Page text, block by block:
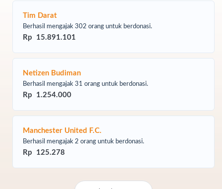
sangatlah berarti.
Tim Darat
Berhasil mengajak 302 orang untuk berdonasi.
Rp 15.891.101
Netizen Budiman
Berhasil mengajak 31 orang untuk berdonasi.
Rp 1.254.000
Manchester United F.C.
Berhasil mengajak 2 orang untuk berdonasi.
Rp 125.278